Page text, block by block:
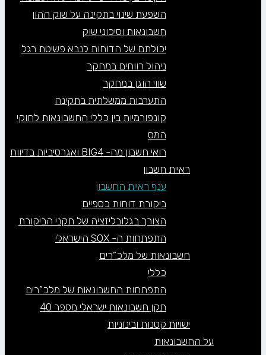
השפעת שינוי בתקינה על שוק ההון
חשבונאות וסיכוני שוק
יכולתם של הדוחות לנבא פשיטת רגל
ניהול רווחים במחקר
שווי הוגן במחקר
התערבות ממשלתית בתקינה
קונפורמיות בין כללי החשבונאות לחוקי
המס
רואי חשבון מה- BIG4 ואגרסיביות בדיווח
ראיית חשבון
ענף ראיית החשבון
ביקורת דוחות כספיים
הצורך בגלובליזציה של תקני הביקורת
התפתחות ה- SOX הישראלי
חשבונאות של מלכ”רים
כללי
התפתחות החשבונאות של מלכ”רים
תקן חשבונאות ישראלי מספר 40
ישויות קטנות ובינוניות
על החשבונאות